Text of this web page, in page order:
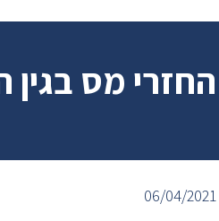
החזרי מס בגין
06/04/2021